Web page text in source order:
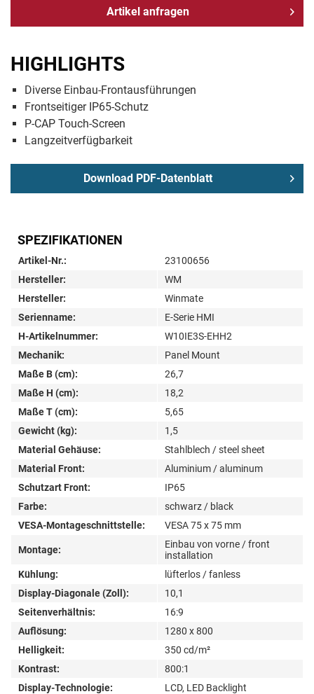
Artikel anfragen
HIGHLIGHTS
Diverse Einbau-Frontausführungen
Frontseitiger IP65-Schutz
P-CAP Touch-Screen
Langzeitverfügbarkeit
Download PDF-Datenblatt
SPEZIFIKATIONEN
Artikel-Nr.:
23100656
Hersteller:
WM
Hersteller:
Winmate
Serienname:
E-Serie HMI
H-Artikelnummer:
W10IE3S-EHH2
Mechanik:
Panel Mount
Maße B (cm):
26,7
Maße H (cm):
18,2
Maße T (cm):
5,65
Gewicht (kg):
1,5
Material Gehäuse:
Stahlblech / steel sheet
Material Front:
Aluminium / aluminum
Schutzart Front:
IP65
Farbe:
schwarz / black
VESA-Montageschnittstelle:
VESA 75 x 75 mm
Montage:
Einbau von vorne / front
installation
Kühlung:
lüfterlos / fanless
Display-Diagonale (Zoll):
10,1
Seitenverhältnis:
16:9
Auflösung:
1280 x 800
Helligkeit:
350 cd/m²
Kontrast:
800:1
Display-Technologie:
LCD, LED Backlight